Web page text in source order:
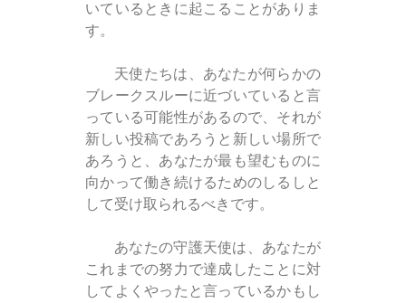
いているときに起こることがありま
す。
天使たちは、あなたが何らかの
ブレークスルーに近づいていると言
っている可能性があるので、それが
新しい投稿であろうと新しい場所で
あろうと、あなたが最も望むものに
向かって働き続けるためのしるしと
して受け取られるべきです。
あなたの守護天使は、あなたが
これまでの努力で達成したことに対
してよくやったと言っているかもし